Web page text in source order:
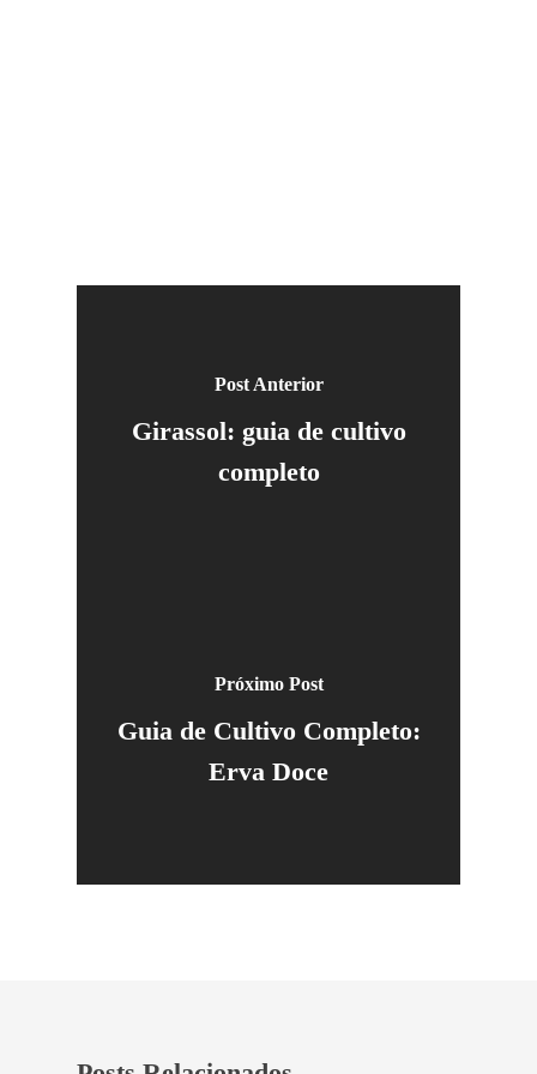
Post Anterior
Girassol: guia de cultivo
completo
Próximo Post
Guia de Cultivo Completo:
Erva Doce